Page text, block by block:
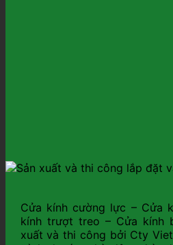
Cửa kính cường lực – Cửa
kính trượt treo – Cửa kính
xuất và thi công bởi Cty